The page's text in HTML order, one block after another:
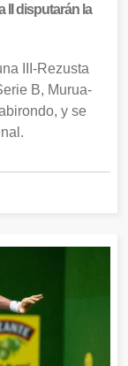
II disputarán la
III-Rezusta
B, Murua-
y se